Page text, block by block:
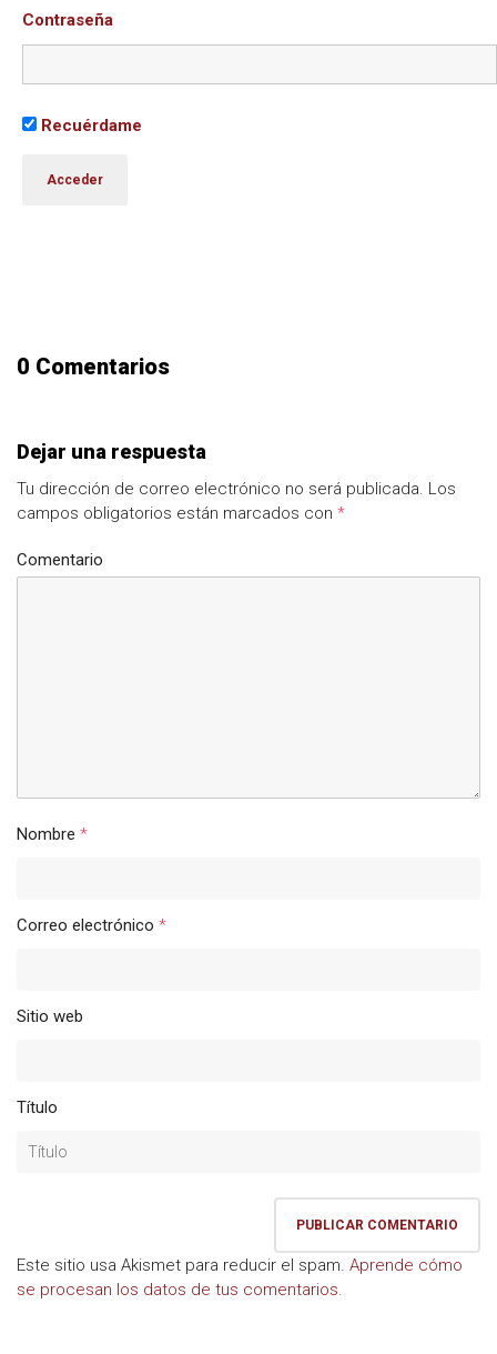
Contraseña
Recuérdame
0 Comentarios
Dejar una respuesta
Tu dirección de correo electrónico no será publicada. Los
campos obligatorios están marcados con *
Comentario
Nombre *
Correo electrónico *
Sitio web
Título
Este sitio usa Akismet para reducir el spam. Aprende cómo
se procesan los datos de tus comentarios.